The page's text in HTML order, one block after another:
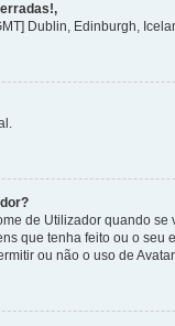
Dublin, Edinburgh,
de Utilizador quando
que tenha feito ou o seu
ou não o uso de